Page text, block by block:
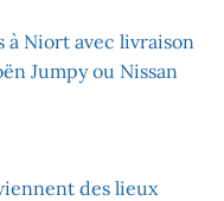
Niort avec livraison
Jumpy ou Nissan
des lieux